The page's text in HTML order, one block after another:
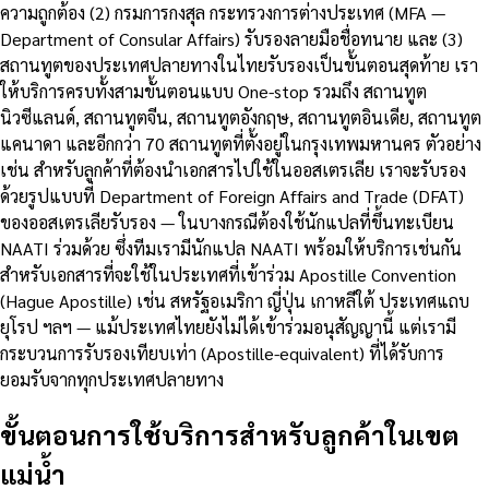
ความถูกต้อง (2) กรมการกงสุล กระทรวงการต่างประเทศ (MFA —
Department of Consular Affairs) รับรองลายมือชื่อทนาย และ (3)
สถานทูตของประเทศปลายทางในไทยรับรองเป็นขั้นตอนสุดท้าย เรา
ให้บริการครบทั้งสามขั้นตอนแบบ One-stop รวมถึง สถานทูต
นิวซีแลนด์, สถานทูตจีน, สถานทูตอังกฤษ, สถานทูตอินเดีย, สถานทูต
แคนาดา และอีกกว่า 70 สถานทูตที่ตั้งอยู่ในกรุงเทพมหานคร ตัวอย่าง
เช่น สำหรับลูกค้าที่ต้องนำเอกสารไปใช้ในออสเตรเลีย เราจะรับรอง
ด้วยรูปแบบที่ Department of Foreign Affairs and Trade (DFAT)
ของออสเตรเลียรับรอง — ในบางกรณีต้องใช้นักแปลที่ขึ้นทะเบียน
NAATI ร่วมด้วย ซึ่งทีมเรามีนักแปล NAATI พร้อมให้บริการเช่นกัน
สำหรับเอกสารที่จะใช้ในประเทศที่เข้าร่วม Apostille Convention
(Hague Apostille) เช่น สหรัฐอเมริกา ญี่ปุ่น เกาหลีใต้ ประเทศแถบ
ยุโรป ฯลฯ — แม้ประเทศไทยยังไม่ได้เข้าร่วมอนุสัญญานี้ แต่เรามี
กระบวนการรับรองเทียบเท่า (Apostille-equivalent) ที่ได้รับการ
ยอมรับจากทุกประเทศปลายทาง
ขั้นตอนการใช้บริการสำหรับลูกค้าในเขต
แม่น้ำ